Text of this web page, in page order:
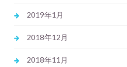
2019年1月
2018年12月
2018年11月